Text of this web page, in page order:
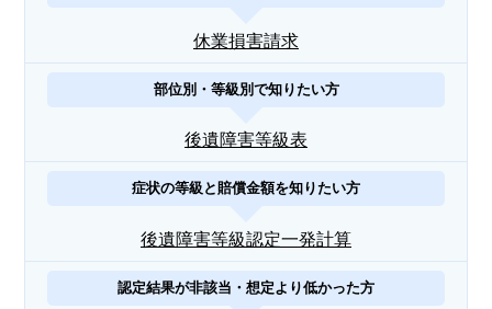
休業損害請求
部位別・等級別で知りたい方
後遺障害等級表
症状の等級と賠償金額を知りたい方
後遺障害等級認定一発計算
認定結果が非該当・想定より低かった方